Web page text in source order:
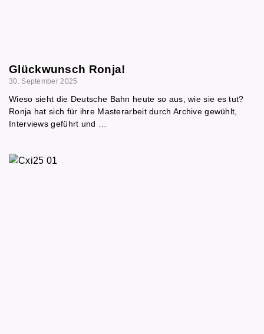
Glückwunsch Ronja!
30. September 2025
Wieso sieht die Deutsche Bahn heute so aus, wie sie es tut?
Ronja hat sich für ihre Masterarbeit durch Archive gewühlt,
Interviews geführt und …